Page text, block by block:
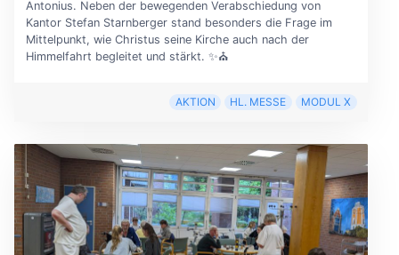
Antonius. Neben der bewegenden Verabschiedung von
Kantor Stefan Starnberger stand besonders die Frage im
Mittelpunkt, wie Christus seine Kirche auch nach der
Himmelfahrt begleitet und stärkt. ✨⛪
AKTION HL. MESSE MODUL X